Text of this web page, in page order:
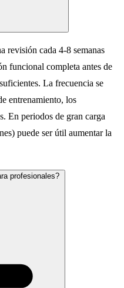
revisión cada 4-8 semanas
funcional completa antes de
La frecuencia se
entrenamiento, los
En periodos de gran carga
puede ser útil aumentar la
profesionales?